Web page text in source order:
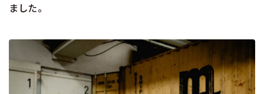
ました。